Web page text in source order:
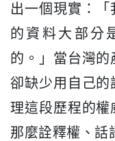
出一個現實：「
的資料大部分
的。」 當台灣的
卻缺少用自己的
理這段歷程的權
那麼詮釋權、話